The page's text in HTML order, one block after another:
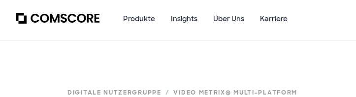
Produkte Insights Über Uns Karriere
DIGITALE NUTZERGRUPPE VIDEO METRIX® MULTI-PLATFORM